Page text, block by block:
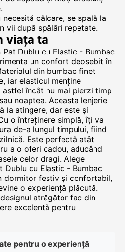
necesită călcare, se spală la
vii după spălări repetate.
viața ta
Pat Dublu cu Elastic - Bumbac
un confort deosebit în
din bumbac finet
iar elasticul menține
încât nu mai pierzi timp
noaptea. Aceasta lenjerie
la atingere, dar este și
o întreținere simplă, îți va
de-a lungul timpului, fiind
Este perfectă atât
a o oferi cadou, aducând
celor dragi. Alege
Dublu cu Elastic - Bumbac
dormitor festiv și confortabil,
o experiență plăcută.
atrăgător fac din
excelentă pentru
pentru o experiență